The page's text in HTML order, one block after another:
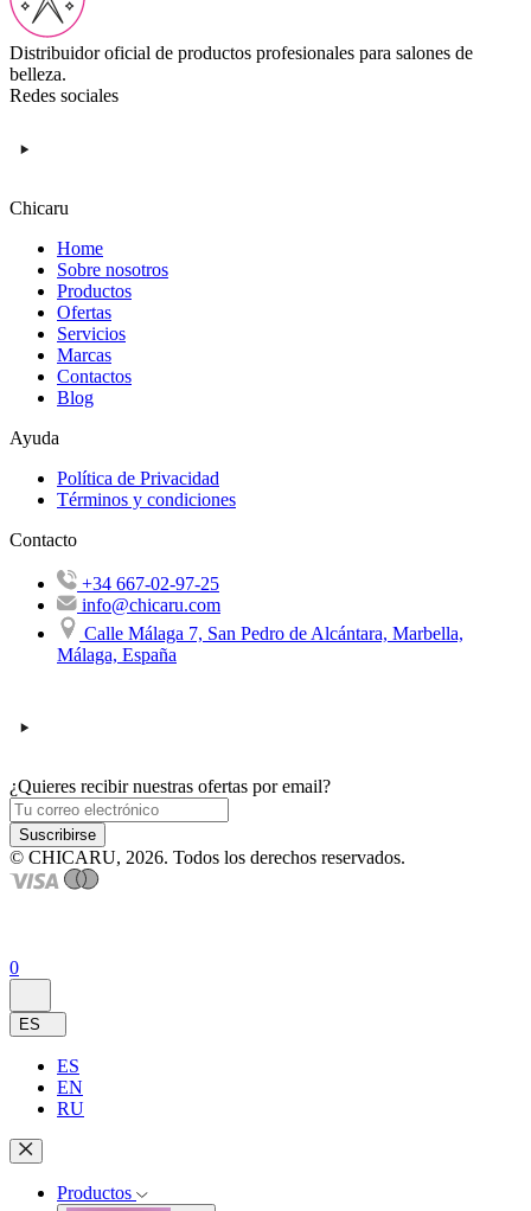
Distribuidor oficial de productos profesionales para salones de
belleza.
Redes sociales
Chicaru
Home
Sobre nosotros
Productos
Ofertas
Servicios
Marcas
Contactos
Blog
Ayuda
Política de Privacidad
Términos y condiciones
Contacto
+34 667-02-97-25
info@chicaru.com
Calle Málaga 7, San Pedro de Alcántara, Marbella,
Málaga, España
¿Quieres recibir nuestras ofertas por email?
Suscribirse
© CHICARU, 2026. Todos los derechos reservados.
0
ES
ES
EN
RU
Productos